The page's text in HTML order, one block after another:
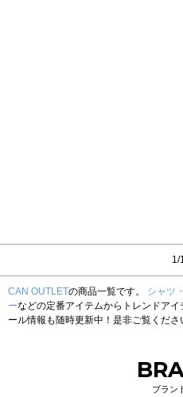
1/
CAN OUTLETの商品一覧です。 シャツ
ーなどの定番アイテムからトレンドア
ール情報も随時更新中！是非ご覧くださ
ブラン